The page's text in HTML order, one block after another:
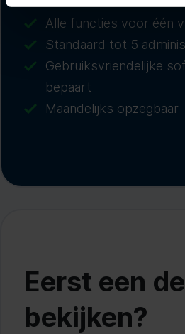
Alle functies voor één
Standaard tot 5
Gebruiksvriendelijke
bepaart
Maandelijks opzegbaar
Eerst een
bekijken?